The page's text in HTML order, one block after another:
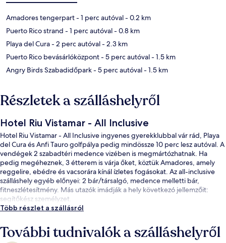
Amadores tengerpart- 1 perc autóval- 0.2 km
Puerto Rico strand - 1 perc autóval- 0.8 km
Playa del Cura- 2 perc autóval- 2.3 km
Puerto Rico bevásárlóközpont- 5 perc autóval- 1.5 km
Angry Birds Szabadidőpark- 5 perc autóval- 1.5 km
Részletek a szálláshelyről
Hotel Riu Vistamar - All Inclusive
Hotel Riu Vistamar - All Inclusive ingyenes gyerekklubbal vár rád, Playa
del Cura és Anfi Tauro golfpálya pedig mindössze 10 perc lesz autóval. A
vendégek 2 szabadtéri medence vizében is megmártózhatnak. Ha
pedig megéheznek, 3 étterem is várja őket, köztük Amadores, amely
reggelire, ebédre és vacsorára kínál ízletes fogásokat. Az all-inclusive
szálláshely egyéb előnyei: 2 bár/társalgó, medence melletti bár,
fitneszlétesítmény. Más utazók imádják a hely következó jellemzőit:
segítőkész személyzet.
Több részlet a szállásról
További tudnivalók a szálláshelyről